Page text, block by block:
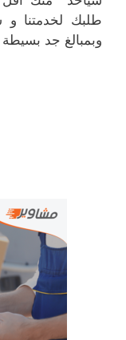
طلبك لخدمتنا
وبمبالغ جد